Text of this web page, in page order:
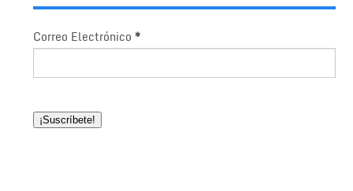
Correo Electrónico *